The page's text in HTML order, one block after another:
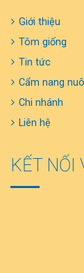
Giới thiệu
Tôm giống
Tin tức
Cẩm nang
Chi nhánh
Liên hệ
KẾT NỐI